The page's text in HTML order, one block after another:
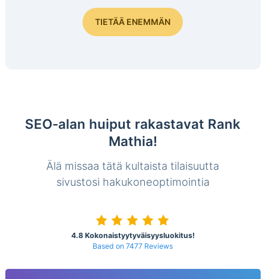
TIETÄÄ ENEMMÄN
SEO-alan huiput rakastavat Rank
Mathia!
Älä missaa tätä kultaista tilaisuutta
sivustosi hakukoneoptimointia
4.8 Kokonaistyytyväisyysluokitus!
Based on 7477 Reviews